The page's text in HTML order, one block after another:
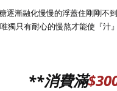
逐漸融化慢慢的浮蓋住剛剛不
獨只有耐心的慢熬才能使『汁
**消費滿